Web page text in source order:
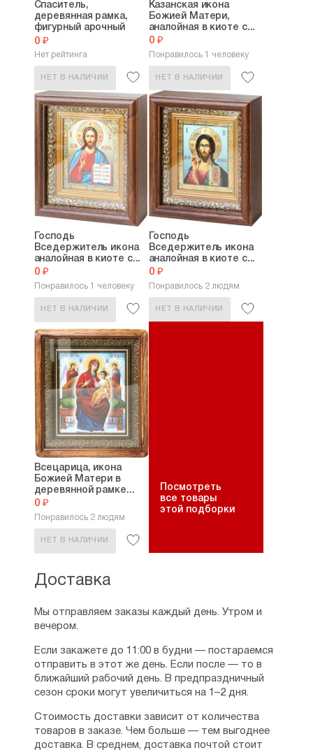
Спаситель,
деревянная рамка,
фигурный арочный
киот,...
0 ₽
Нет рейтинга
НЕТ В НАЛИЧИИ
Казанская икона
Божией Матери,
аналойная в киоте с...
0 ₽
Понравилось 1 человеку
НЕТ В НАЛИЧИИ
Господь
Вседержитель икона
аналойная в киоте с...
0 ₽
Понравилось 1 человеку
НЕТ В НАЛИЧИИ
Господь
Вседержитель икона
аналойная в киоте с...
0 ₽
Понравилось 2 людям
НЕТ В НАЛИЧИИ
Всецарица, икона
Божией Матери в
деревянной рамке...
0 ₽
Понравилось 2 людям
НЕТ В НАЛИЧИИ
Посмотреть
все товары
этой подборки
Доставка
Мы отправляем заказы каждый день. Утром и
вечером.
Если закажете до 11:00 в будни — постараемся
отправить в этот же день. Если после — то в
ближайший рабочий день. В предпраздничный
сезон сроки могут увеличиться на 1–2 дня.
Стоимость доставки зависит от количества
товаров в заказе. Чем больше — тем выгоднее
доставка. В среднем, доставка почтой стоит